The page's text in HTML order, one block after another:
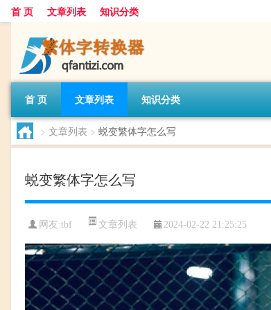
首 页 文章列表 知识分类
首 页 文章列表 知识分类
> 文章列表 > 蜕变繁体字怎么写
蜕变繁体字怎么写
网友:tbf 文章列表 2024-02-22 21:25:25